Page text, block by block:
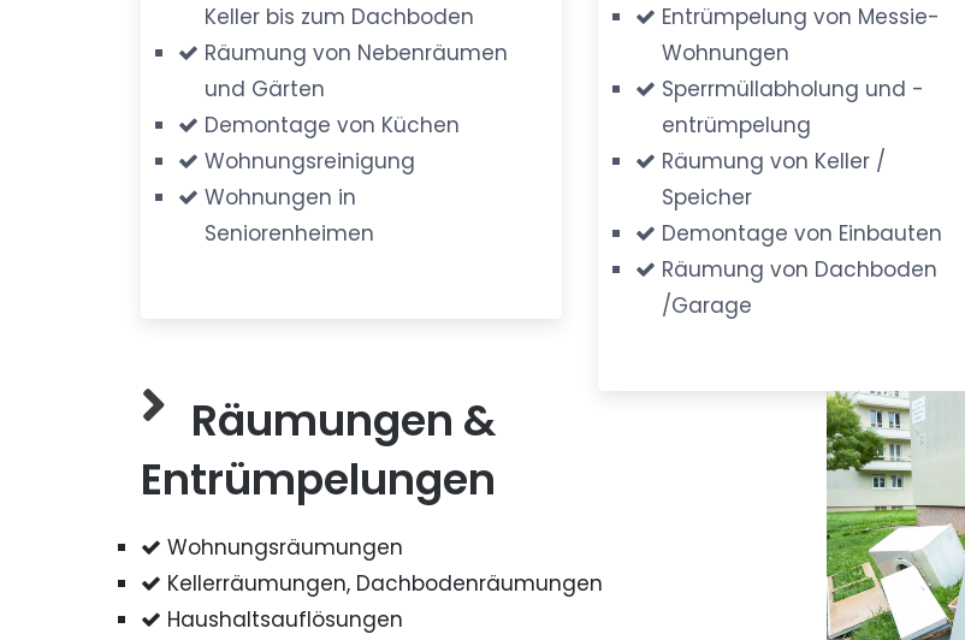
Keller bis zum Dachboden
Räumung von Nebenräumen
und Gärten
Demontage von Küchen
Wohnungsreinigung
Wohnungen in
Seniorenheimen
Entrümpelung von Messie-
Wohnungen
Sperrmüllabholung und -
entrümpelung
Räumung von Keller /
Speicher
Demontage von Einbauten
Räumung von Dachboden
/Garage
Räumungen &
Entrümpelungen
Wohnungsräumungen
Kellerräumungen, Dachbodenräumungen
Haushaltsauflösungen